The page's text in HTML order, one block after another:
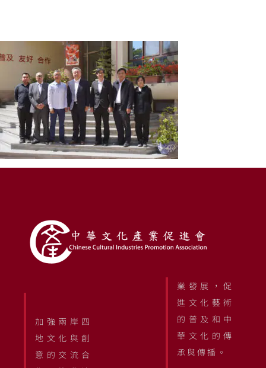
加強兩岸四
地文化與創
意的交流合
業發展，促
進文化藝術
的普及和中
華文化的傳
承與傳播。